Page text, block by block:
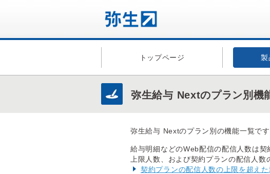
トップページ 製
弥生給与 Nextのプラン別機
弥生給与 Nextのプラン別の機能一覧です
給与明細などのWeb配信の配信人数は契
上限人数、および契約プランの配信人
契約プランの配信人数の上限を超え